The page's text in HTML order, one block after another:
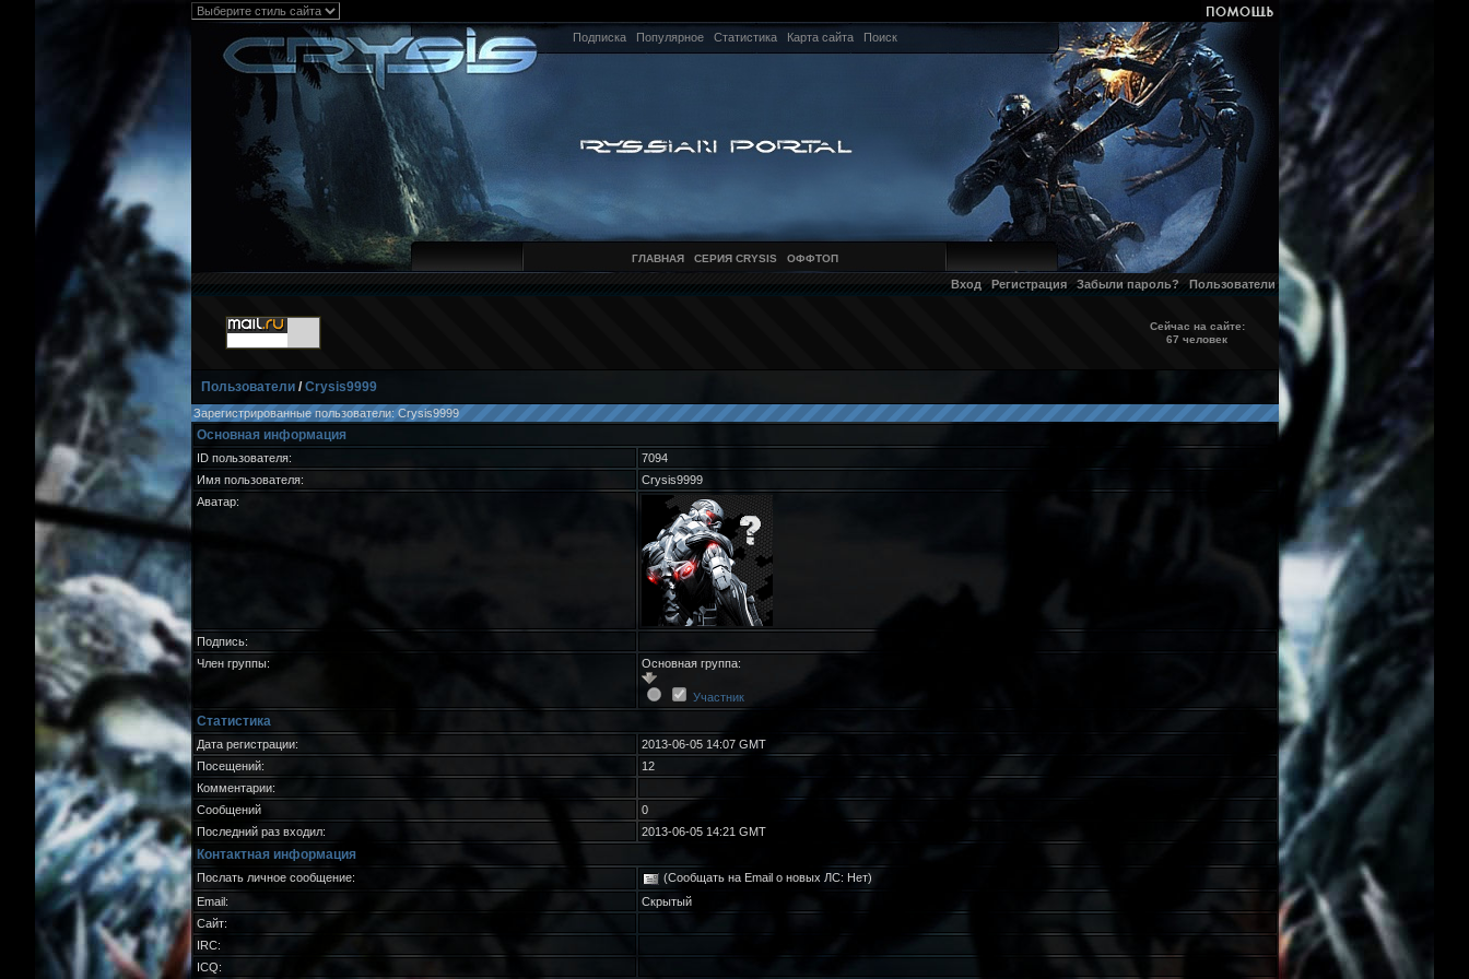
Подписка Популярное Статистика Карта сайта Поиск
ГЛАВНАЯ СЕРИЯ CRYSIS ОФФТОП
Вход Регистрация Забыли пароль? Пользователи
Сейчас на сайте:
67 человек
Пользователи/Crysis9999
Зарегистрированные пользователи: Crysis9999
Основная информация
ID пользователя:
7094
Имя пользователя:
Crysis9999
Аватар:
Подпись:
Член группы:
Основная группа:
Участник
Статистика
Дата регистрации:
2013-06-05 14:07 GMT
Посещений:
12
Комментарии:
Сообщений
0
Последний раз входил:
2013-06-05 14:21 GMT
Контактная информация
Послать личное сообщение:
(Сообщать на Email о новых ЛС: Нет)
Email:
Скрытый
Сайт:
IRC:
ICQ: